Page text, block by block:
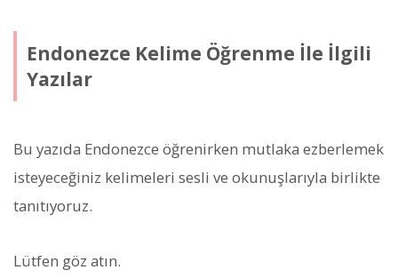
Endonezce Kelime Öğrenme İle İlgili
Yazılar
Bu yazıda Endonezce öğrenirken mutlaka ezberlemek
isteyeceğiniz kelimeleri sesli ve okunuşlarıyla birlikte
tanıtıyoruz.
Lütfen göz atın.